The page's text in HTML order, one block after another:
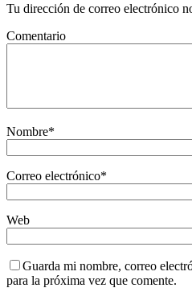
Tu dirección de correo electrónico
Comentario
Nombre*
Correo electrónico*
Web
Guarda mi nombre, correo
para la próxima vez que comente.